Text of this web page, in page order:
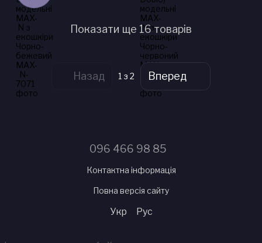
Показати ще 16 товарів
Назад 1 з 2 Вперед
096 466 98 85
Контактна інформація
Повна версія сайту
Укр Рус